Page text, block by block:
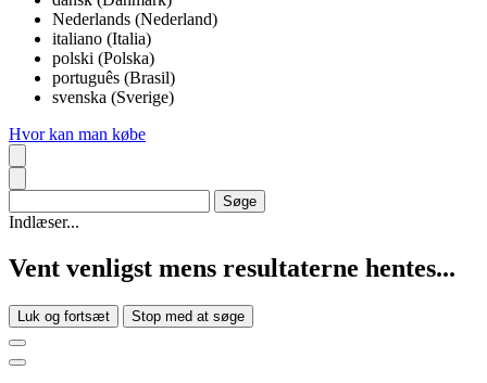
Nederlands (Nederland)
italiano (Italia)
polski (Polska)
português (Brasil)
svenska (Sverige)
Hvor kan man købe
Indlæser...
Vent venligst mens resultaterne hentes...
Luk og fortsæt Stop med at søge